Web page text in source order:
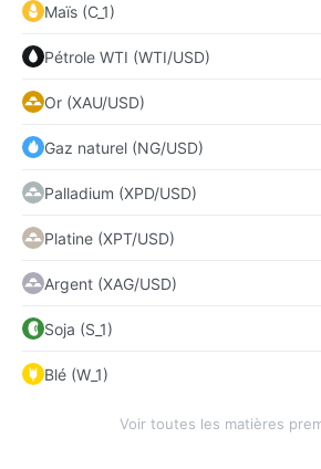
Maïs (C_1)
Pétrole WTI (WTI/USD)
Or (XAU/USD)
Gaz naturel (NG/USD)
Palladium (XPD/USD)
Platine (XPT/USD)
Argent (XAG/USD)
Soja (S_1)
Blé (W_1)
Voir toutes les matières